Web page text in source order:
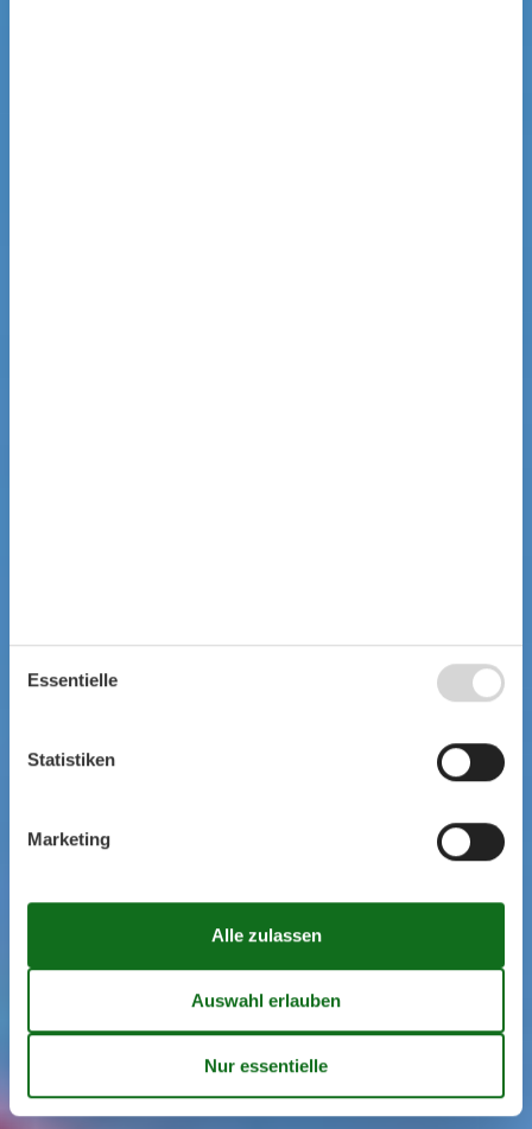
Essentielle
Statistiken
Marketing